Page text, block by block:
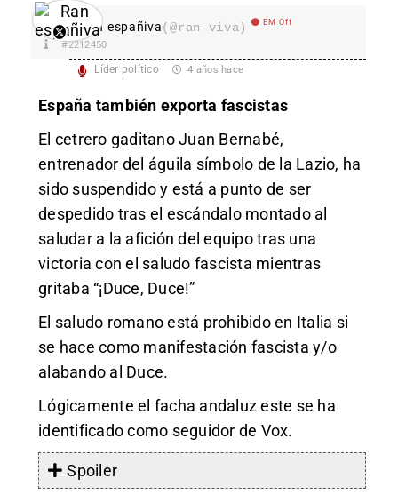
Ran españiva(@ran-viva) EM Off
#2212450
Líder político 4 años hace
España también exporta fascistas
El cetrero gaditano Juan Bernabé,
entrenador del águila símbolo de la Lazio, ha
sido suspendido y está a punto de ser
despedido tras el escándalo montado al
saludar a la afición del equipo tras una
victoria con el saludo fascista mientras
gritaba “¡Duce, Duce!”
El saludo romano está prohibido en Italia si
se hace como manifestación fascista y/o
alabando al Duce.
Lógicamente el facha andaluz este se ha
identificado como seguidor de Vox.
Spoiler